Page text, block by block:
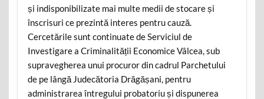
și indisponibilizate mai multe medii de stocare și
înscrisuri ce prezintă interes pentru cauză.
Cercetările sunt continuate de Serviciul de
Investigare a Criminalității Economice Vâlcea, sub
supravegherea unui procuror din cadrul Parchetului
de pe lângă Judecătoria Drăgășani, pentru
administrarea întregului probatoriu și dispunerea